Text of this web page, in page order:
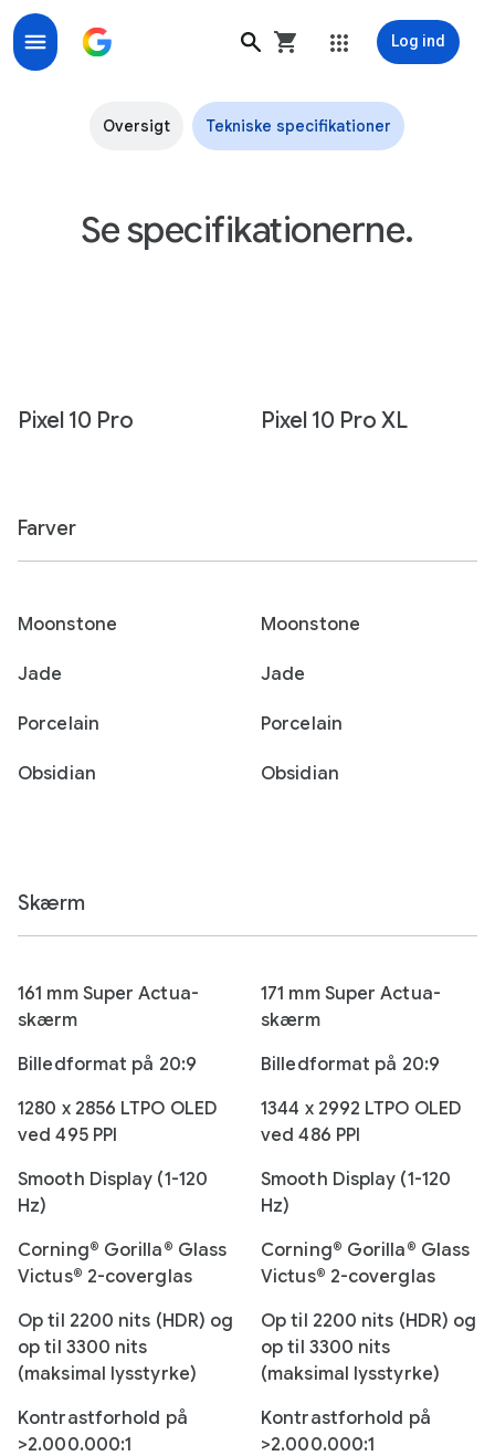
Log ind
Gennemgå specifikationer og funktioner for Pixel 10
Oversigt Tekniske specifikationer
Se specifikationerne.
Pixel 10 Pro Pixel 10 Pro XL
Farver
Moonstone
Jade
Porcelain
Obsidian
Moonstone
Jade
Porcelain
Obsidian
Skærm
161 mm Super Actua-
skærm
Billedformat på 20:9
1280 x 2856 LTPO OLED
ved 495 PPI
Smooth Display (1-120
Hz)
Corning® Gorilla® Glass
Victus® 2-coverglas
Op til 2200 nits (HDR) og
op til 3300 nits
(maksimal lysstyrke)
Kontrastforhold på
>2.000.000:1
171 mm Super Actua-
skærm
Billedformat på 20:9
1344 x 2992 LTPO OLED
ved 486 PPI
Smooth Display (1-120
Hz)
Corning® Gorilla® Glass
Victus® 2-coverglas
Op til 2200 nits (HDR) og
op til 3300 nits
(maksimal lysstyrke)
Kontrastforhold på
>2.000.000:1